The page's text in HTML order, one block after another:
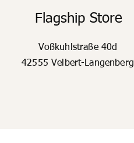
Flagship Store
Voßkuhlstraße 40d
42555 Velbert-Langenberg